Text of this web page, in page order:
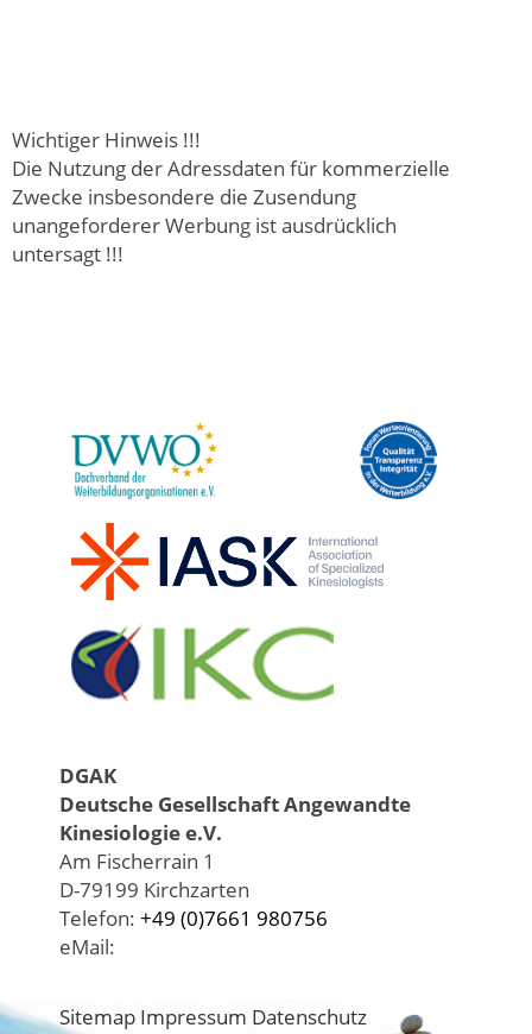
Wichtiger Hinweis !!!
Die Nutzung der Adressdaten für kommerzielle
Zwecke insbesondere die Zusendung
unangeforderer Werbung ist ausdrücklich
untersagt !!!
DGAK
Deutsche Gesellschaft Angewandte
Kinesiologie e.V.
Am Fischerrain 1
D-79199 Kirchzarten
Telefon: +49 (0)7661 980756
eMail:
Sitemap Impressum Datenschutz